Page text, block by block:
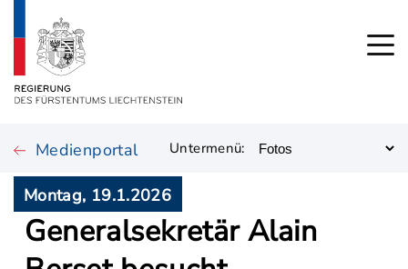
Medienportal Untermenü:
Montag, 19.1.2026
Generalsekretär Alain